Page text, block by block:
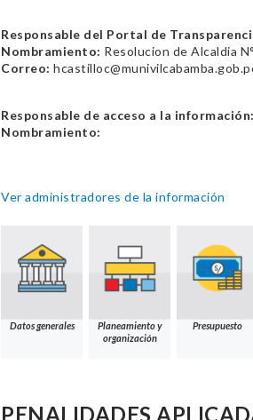
Responsable del Portal de
Nombramiento: Resolucion de Alcaldia
Correo:
Responsable de acceso a la información:
Nombramiento:
Ver administradores de la información
Datos generales
Planeamiento y
organización
Presupuesto
PENALIDADES